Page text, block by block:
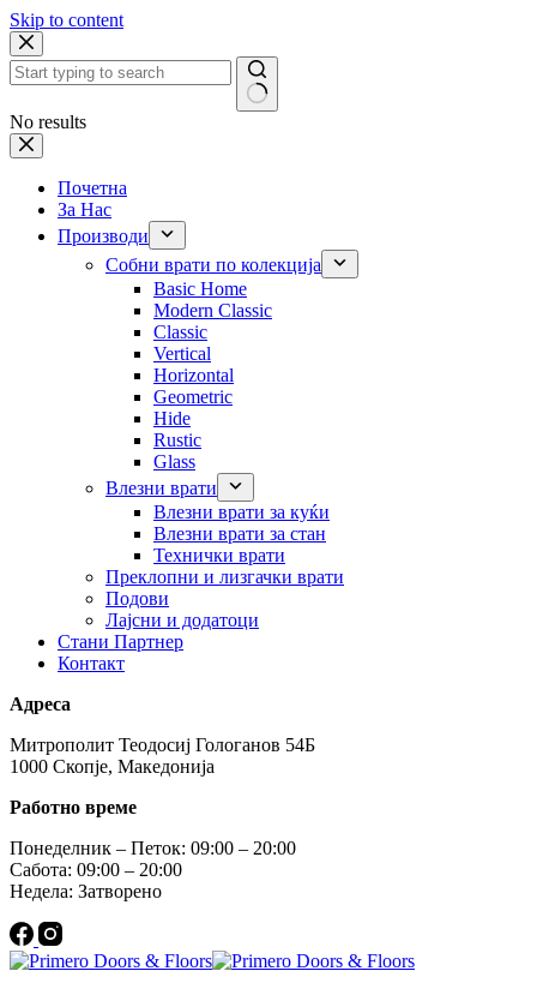
Skip to content
No results
Почетна
За Нас
Производи
Собни врати по колекција
Basic Home
Modern Classic
Classic
Vertical
Horizontal
Geometric
Hide
Rustic
Glass
Влезни врати
Влезни врати за куќи
Влезни врати за стан
Технички врати
Преклопни и лизгачки врати
Подови
Лајсни и додатоци
Стани Партнер
Контакт
Адреса
Митрополит Теодосиј Гологанов 54Б
1000 Скопје, Македонија
Работно време
Понеделник – Петок: 09:00 – 20:00
Сабота: 09:00 – 20:00
Недела: Затворено